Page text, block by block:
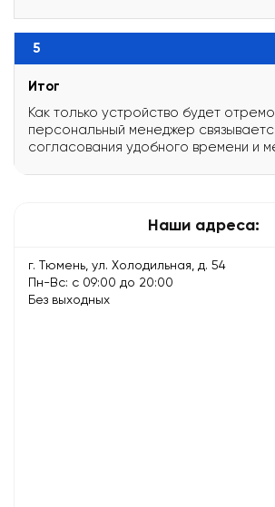
5
Итог
Как только устройство будет
персональный менеджер
согласования удобного времени и
Наши адреса:
г. Тюмень, ул. Холодильная, д. 54
Пн-Вс: с 09:00 до 20:00
Без выходных